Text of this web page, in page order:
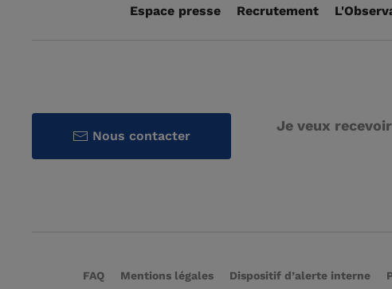
Espace presse Recrutement
Nous contacter
Je veux
FAQ Mentions légales Dispositif d’alerte interne